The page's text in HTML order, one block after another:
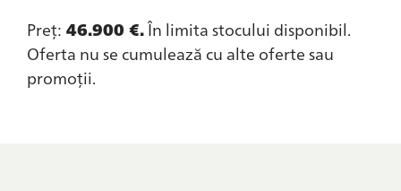
Preț: 46.900 €.În limita stocului disponibil.
Oferta nu se cumulează cu alte oferte sau
promoții.